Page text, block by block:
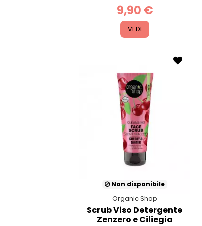
9,90 €
VEDI
Non disponibile
Organic Shop
Scrub Viso Detergente
Zenzero e Ciliegia